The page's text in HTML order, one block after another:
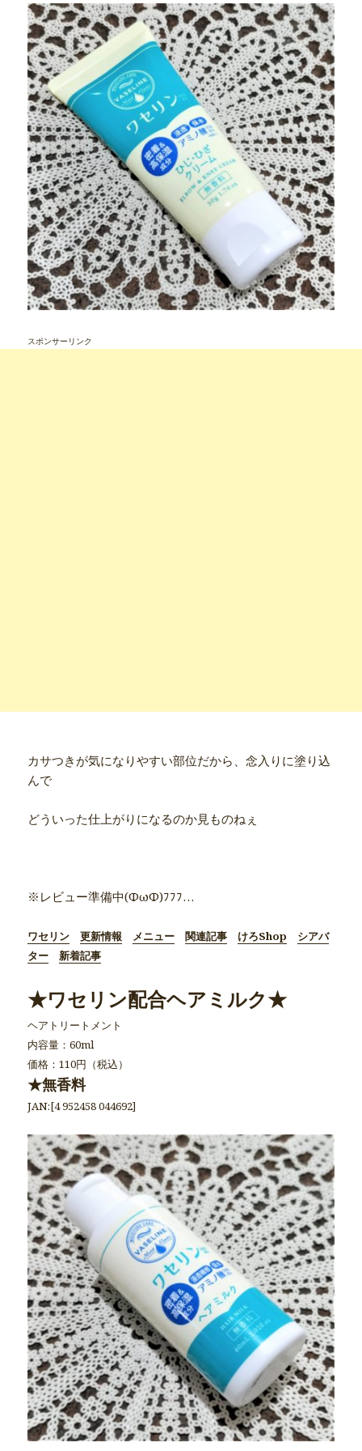
スポンサーリンク
カサつきが気になりやすい部位だから、念入りに塗り込
んで
どういった仕上がりになるのか見ものねぇ
※レビュー準備中(ΦωΦ)ﾌﾌﾌ…
ワセリン 更新情報 メニュー 関連記事 けろShop
シアバ
ター
新着記事
★ワセリン配合ヘアミルク★
ヘアトリートメント
内容量：60ml
価格：110円（税込）
★無香料
JAN:[4 952458 044692]